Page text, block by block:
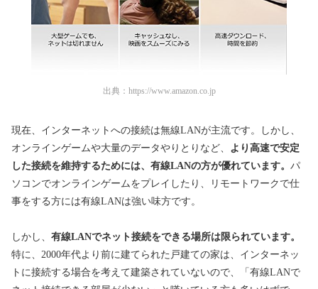
出典： https://www.amazon.co.jp
現在、インターネットへの接続は無線LANが主流です。しかし、
オンラインゲームや大量のデータやりとりなど、 より高速で安定
した接続を維持するためには、有線LANの方が優れています。 パ
ソコンでオンラインゲームをプレイしたり、リモートワークで仕
事をする方には有線LANは強い味方です。
しかし、 有線LANでネット接続をできる場所は限られています。
特に、2000年代より前に建てられた戸建ての家は、インターネッ
トに接続する場合を考えて建築されていないので、「有線LANで